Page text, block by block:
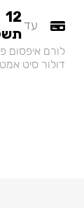
עד12
לורם איפסום
דולור סיט אמט